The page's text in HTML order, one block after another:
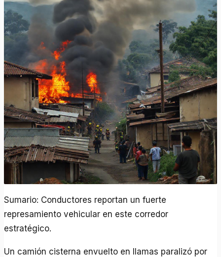
Sumario: Conductores reportan un fuerte
represamiento vehicular en este corredor
estratégico.
Un camión cisterna envuelto en llamas paralizó por